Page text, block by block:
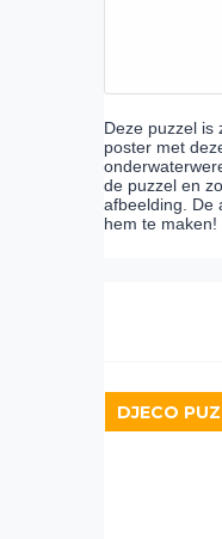
Deze puzzel is
poster met
de puzzel en
afbeelding. De
hem te maken!